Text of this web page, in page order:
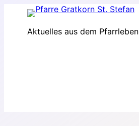
Aktuelles aus dem Pfarrleben